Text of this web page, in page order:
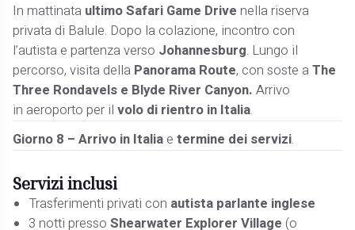
In mattinata ultimo Safari Game Drive nella riserva
privata di Balule. Dopo la colazione, incontro con
l’autista e partenza verso Johannesburg. Lungo il
percorso, visita della Panorama Route, con soste aThe
Three Rondavels e Blyde River Canyon.Arrivo
in aeroporto per ilvolo di rientro in Italia.
Giorno 8 – Arrivo in Italiaetermine dei servizi.
Servizi inclusi
Trasferimenti privati con autista parlante inglese
3 notti pressoShearwater Explorer Village (o